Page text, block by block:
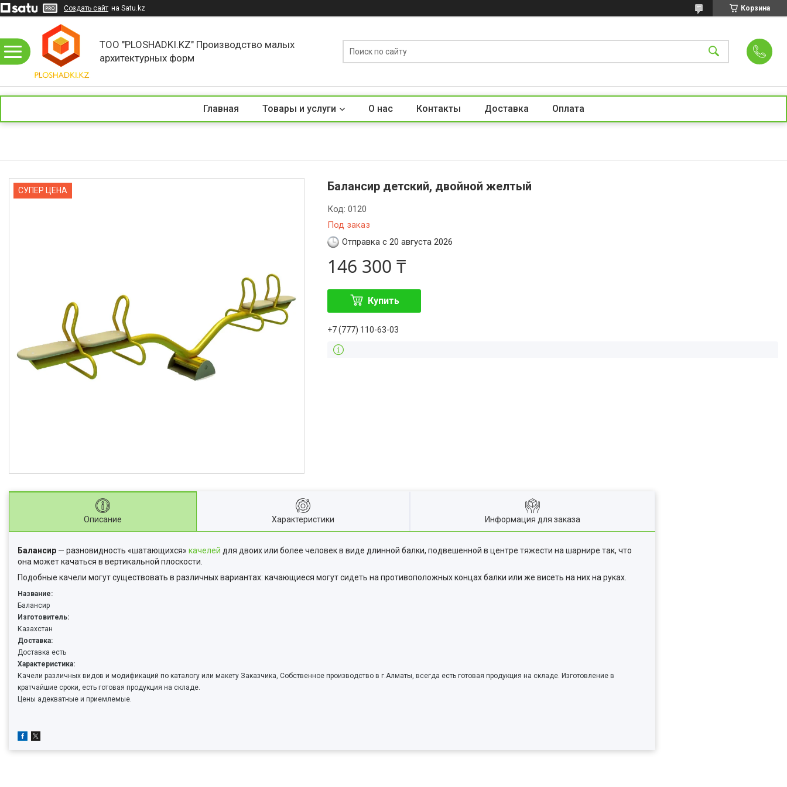
Создать сайт на Satu.kz Корзина
ТОО "PLOSHADKI.KZ" Производство малых
архитектурных форм
Главная Товары и услуги О нас Контакты Доставка Оплата
СУПЕР ЦЕНА Балансир детский, двойной желтый
Под заказ
Код:0120
Отправка с 20 августа 2026
146 300 ₸
Купить
+7 (777) 110-63-03
Описание Характеристики Информация для заказа
Балансир — разновидность «шатающихся» качелей для двоих или более человек в виде длинной балки, подвешенной в центре тяжести на шарнире так, что
она может качаться в вертикальной плоскости.
Подобные качели могут существовать в различных вариантах: качающиеся могут сидеть на противоположных концах балки или же висеть на них на руках.
Название:
Балансир
Изготовитель:
Казахстан
Доставка:
Доставка есть
Характеристика:
Качели различных видов и модификаций по каталогу или макету Заказчика, Собственное производство в г.Алматы, всегда есть готовая продукция на складе. Изготовление в
кратчайшие сроки, есть готовая продукция на складе.
Цены адекватные и приемлемые.